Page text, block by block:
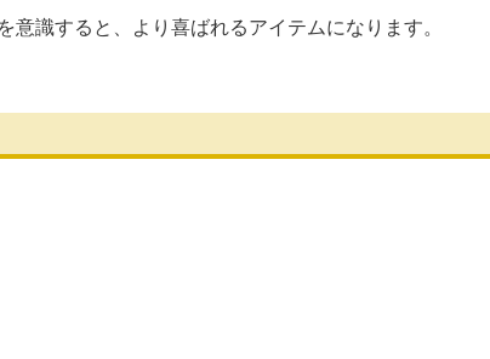
を意識すると、より喜ばれるアイテムになります。